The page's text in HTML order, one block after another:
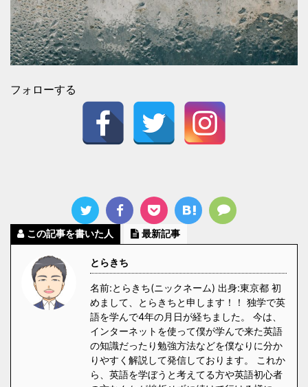
フォローする
この記事を書いた人 最新記事
とらきち
名前:とらきち(ニックネーム) 出身:東京都 初
めまして、とらきちと申します！！ 独学で英
語を学んで4年の月日が経ちました。 今は、
インターネットを使って僕が学んで来た英語
の知識だったり勉強方法などを僕なりに分か
りやすく解説して発信しております。 これか
ら、英語を学ぼうと考えてる方や英語初心者